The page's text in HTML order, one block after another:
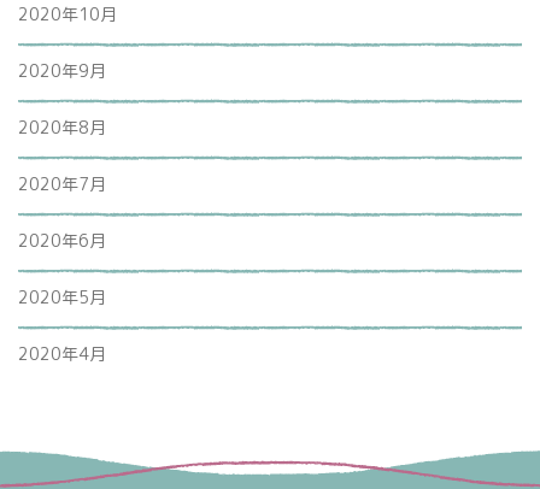
2020年10月
2020年9月
2020年8月
2020年7月
2020年6月
2020年5月
2020年4月